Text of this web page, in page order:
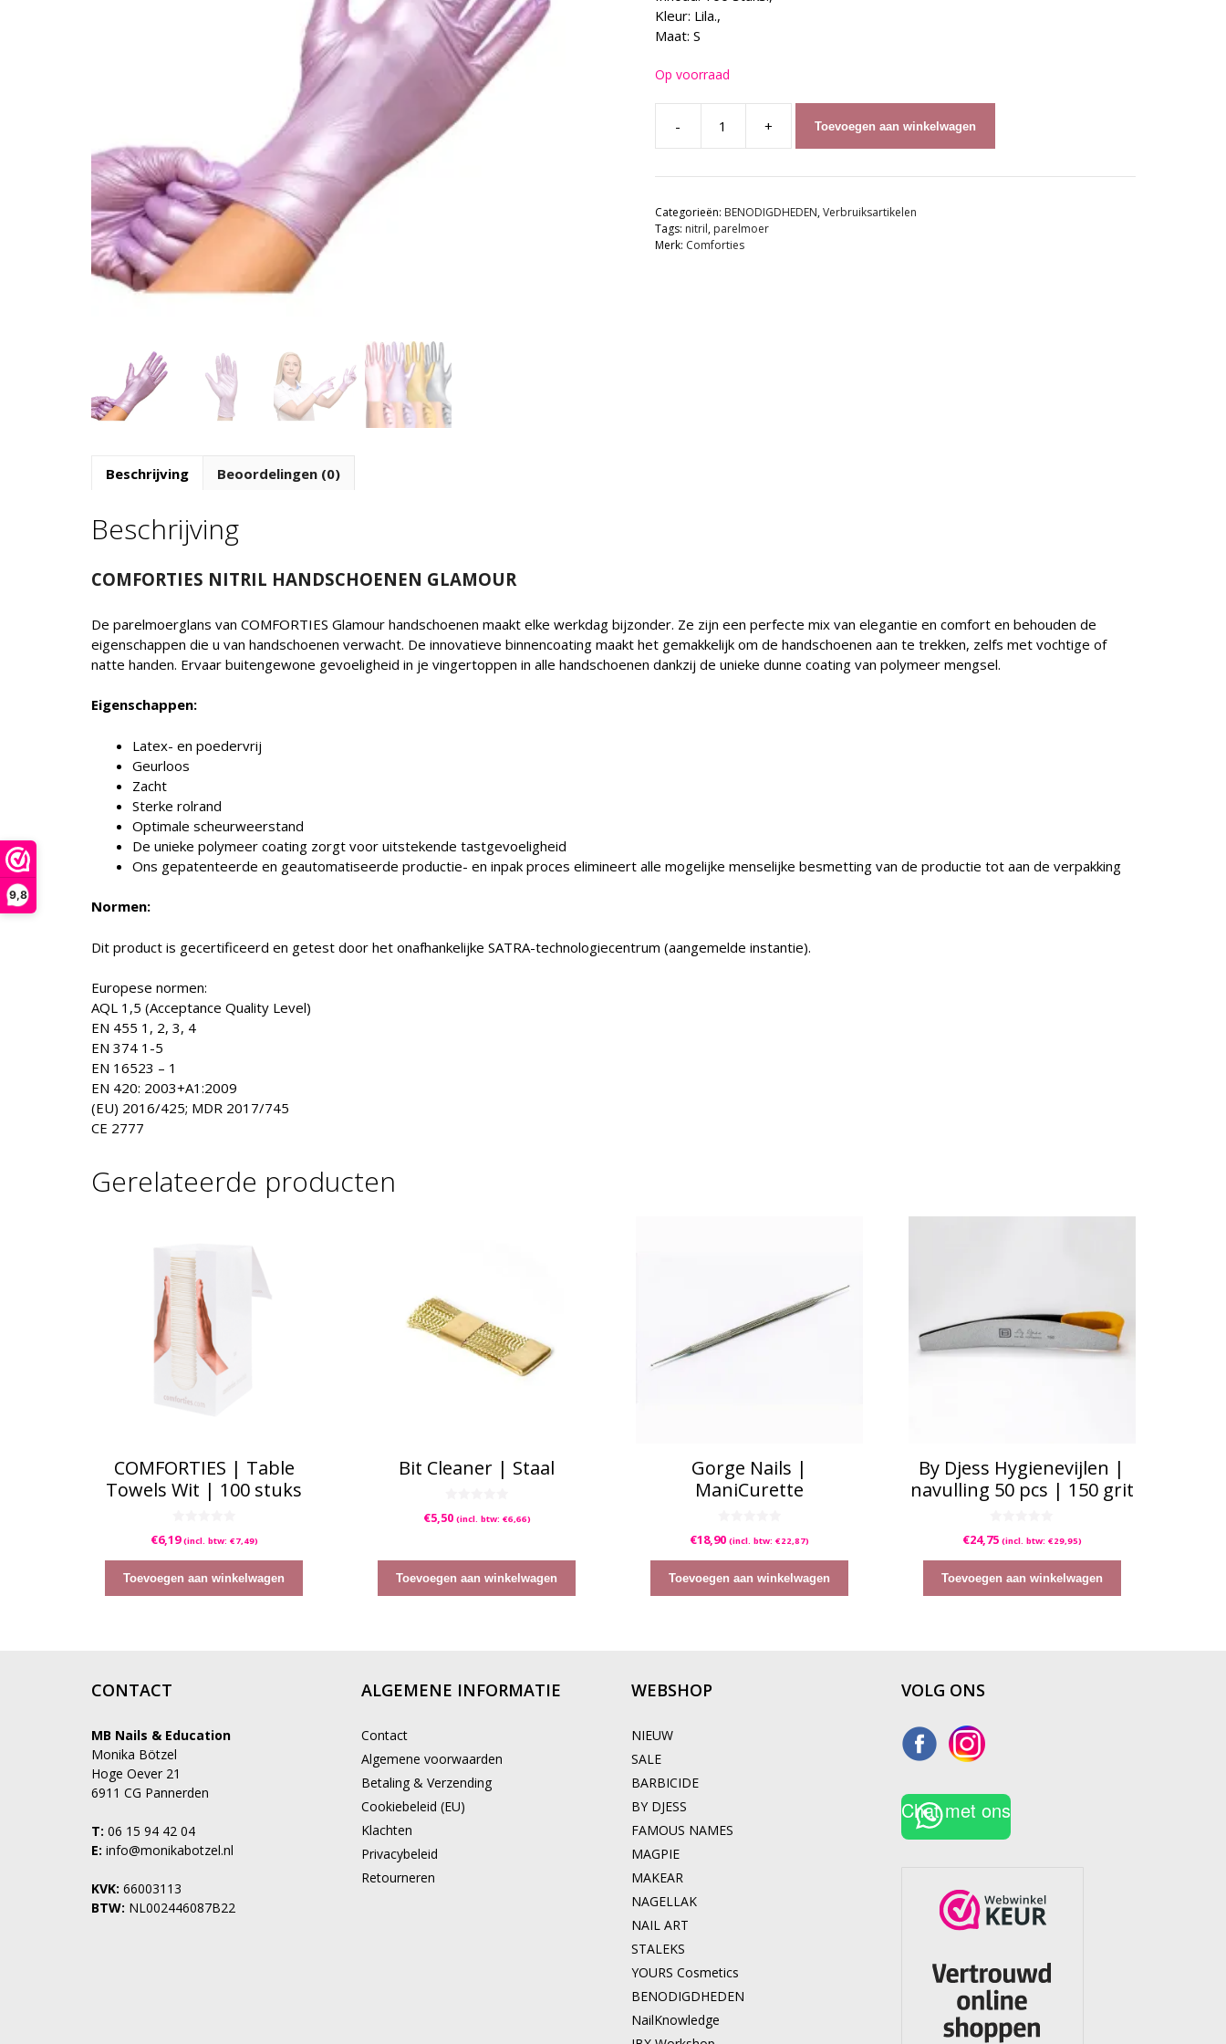
9,8
Kleur: Lila.,
Maat: S
Op voorraad
-
COMFORTIES
Nitril
Handschoenen
Glamour
Lila
|
+ Toevoegen aan winkelwagen
Categorieën: BENODIGDHEDEN,Verbruiksartikelen
Tags: nitril, parelmoer
Merk: Comforties
Beschrijving Beoordelingen (0)
Beschrijving
COMFORTIES NITRIL HANDSCHOENEN GLAMOUR
De parelmoerglans van COMFORTIES Glamour handschoenen maakt elke werkdag bijzonder. Ze zijn een perfecte mix van elegantie en comfort en behouden de
eigenschappen die u van handschoenen verwacht. De innovatieve binnencoating maakt het gemakkelijk om de handschoenen aan te trekken, zelfs met vochtige of
natte handen. Ervaar buitengewone gevoeligheid in je vingertoppen in alle handschoenen dankzij de unieke dunne coating van polymeer mengsel.
Eigenschappen:
Latex- en poedervrij
Geurloos
Zacht
Sterke rolrand
Optimale scheurweerstand
De unieke polymeer coating zorgt voor uitstekende tastgevoeligheid
Ons gepatenteerde en geautomatiseerde productie- en inpak proces elimineert alle mogelijke menselijke besmetting van de productie tot aan de verpakking
Normen:
Dit product is gecertificeerd en getest door het onafhankelijke SATRA-technologiecentrum (aangemelde instantie).
Europese normen:
AQL 1,5 (Acceptance Quality Level)
EN 455 1, 2, 3, 4
EN 374 1-5
EN 16523 – 1
EN 420: 2003+A1:2009
(EU) 2016/425; MDR 2017/745
CE 2777
Gerelateerde producten
COMFORTIES | Table
Towels Wit | 100 stuks
v
5
€6,19 (incl. btw: €7,49)
Toevoegen aan winkelwagen
Bit Cleaner | Staal
v
€5,50 (incl. btw: €6,66)
Toevoegen aan winkelwagen
Gorge Nails |
ManiCurette
v
5
€18,90 (incl. btw: €22,87)
Toevoegen aan winkelwagen
By Djess Hygienevijlen |
navulling 50 pcs | 150 grit
v
5
€24,75 (incl. btw: €29,95)
Toevoegen aan winkelwagen
CONTACT
MB Nails & Education
Monika Bötzel
Hoge Oever 21
6911 CG Pannerden
T: 06 15 94 42 04
E: info@monikabotzel.nl
KVK: 66003113
BTW: NL002446087B22
ALGEMENE INFORMATIE
Contact
Algemene voorwaarden
Betaling & Verzending
Cookiebeleid (EU)
Klachten
Privacybeleid
Retourneren
WEBSHOP
NIEUW
SALE
BARBICIDE
BY DJESS
FAMOUS NAMES
MAGPIE
MAKEAR
NAGELLAK
NAIL ART
STALEKS
YOURS Cosmetics
BENODIGDHEDEN
NailKnowledge
VOLG ONS
Chat met ons